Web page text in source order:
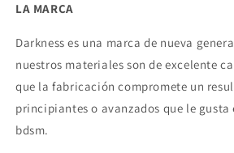
LA MARCA
Darkness es una marca de nueva
nuestros materiales son de excelente
que la fabricación compromete un
principiantes o avanzados que le gusta
bdsm.